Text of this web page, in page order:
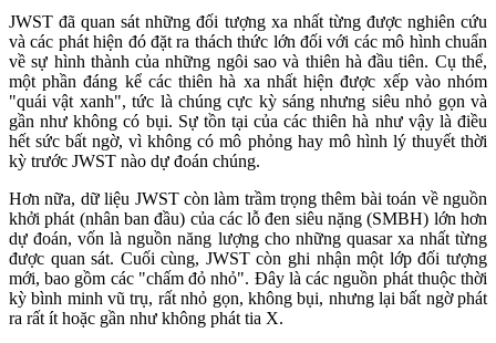
JWST đã quan sát những đối tượng xa nhất từng được nghiên cứu
và các phát hiện đó đặt ra thách thức lớn đối với các mô hình chuẩn
về sự hình thành của những ngôi sao và thiên hà đầu tiên. Cụ thể,
một phần đáng kể các thiên hà xa nhất hiện được xếp vào nhóm
"quái vật xanh", tức là chúng cực kỳ sáng nhưng siêu nhỏ gọn và
gần như không có bụi. Sự tồn tại của các thiên hà như vậy là điều
hết sức bất ngờ, vì không có mô phỏng hay mô hình lý thuyết thời
kỳ trước JWST nào dự đoán chúng.
Hơn nữa, dữ liệu JWST còn làm trầm trọng thêm bài toán về nguồn
khởi phát (nhân ban đầu) của các lỗ đen siêu nặng (SMBH) lớn hơn
dự đoán, vốn là nguồn năng lượng cho những quasar xa nhất từng
được quan sát. Cuối cùng, JWST còn ghi nhận một lớp đối tượng
mới, bao gồm các "chấm đỏ nhỏ". Đây là các nguồn phát thuộc thời
kỳ bình minh vũ trụ, rất nhỏ gọn, không bụi, nhưng lại bất ngờ phát
ra rất ít hoặc gần như không phát tia X.